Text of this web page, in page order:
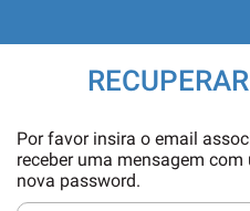
nas aplicações.
de chegar às
Acesso ao
Por favor insira o email
receber uma mensagem
nova password.